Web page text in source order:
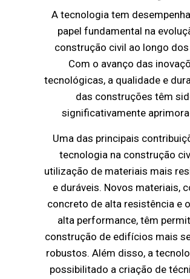
A tecnologia tem
papel fundamental na
construção civil ao longo dos
Com o avanço das
tecnológicas, a qualidade e
das construções têm
significativamente
Uma das principais
tecnologia na construção
utilização de materiais mais
e duráveis. Novos materiais,
concreto de alta resistência e
alta performance, têm
construção de edifícios mais
robustos. Além disso, a
possibilitado a criação de